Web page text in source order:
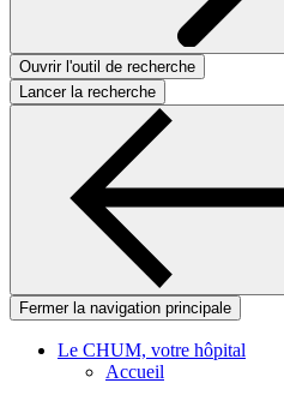
Ouvrir l'outil de recherche
Lancer la recherche
Fermer la navigation principale
Le CHUM, votre hôpital
Accueil